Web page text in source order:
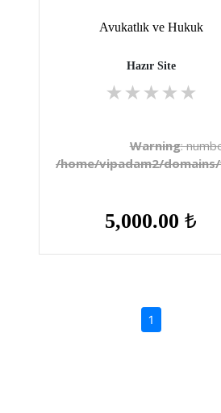
Avukatlık ve Hukuk
Hazır Site
★ ★ ★ ★ ★
Warning:
/home/vipadam2/
5,000.00 ₺
1